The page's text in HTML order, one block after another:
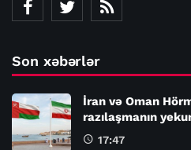
Son xəbərlər
İran və Oman
razılaşmanın
17:47